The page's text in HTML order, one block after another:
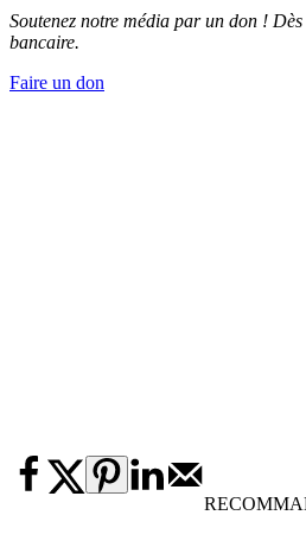
Soutenez notre média par un don !
bancaire.
Faire un don